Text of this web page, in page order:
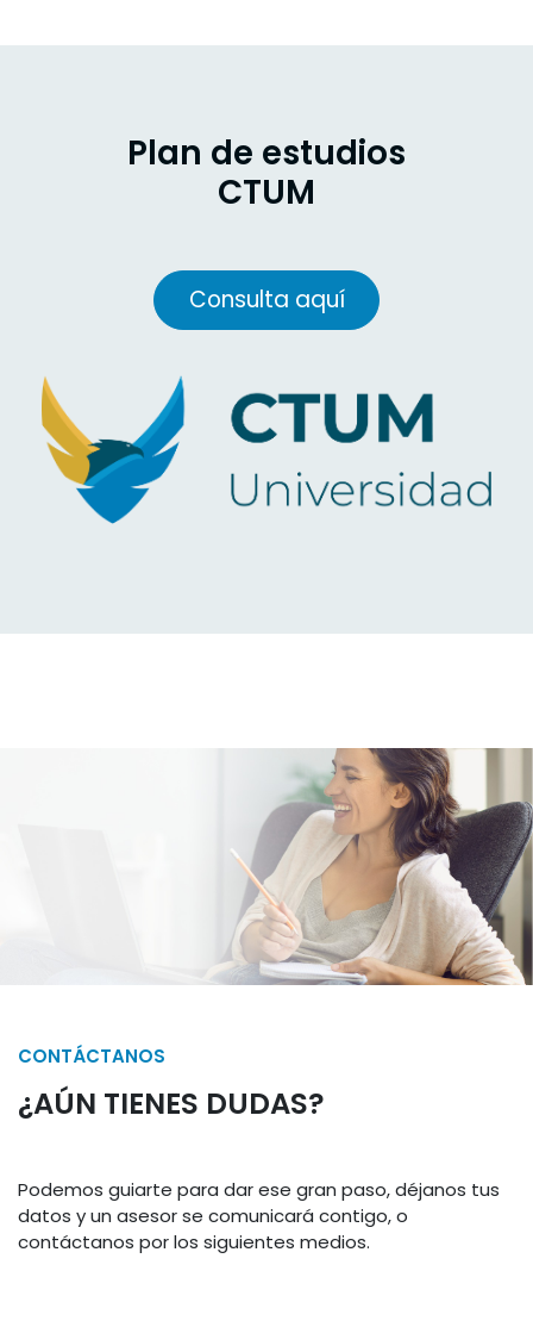
Plan de estudios
CTUM
Consulta aquí
CONTÁCTANOS
¿AÚN TIENES DUDAS?
Podemos guiarte para dar ese gran paso, déjanos tus
datos y un asesor se comunicará contigo, o
contáctanos por los siguientes medios.